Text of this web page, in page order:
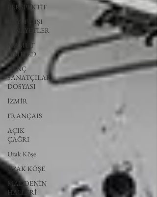
PERSPEKTİF
KAYIT DIŞI
CİNAYETLER
MAMUT
LIMITED
GENÇ
SANATÇILAR
DOSYASI
İZMİR
FRANÇAIS
AÇIK
ÇAĞRI
Uzak Köşe
UZAK KÖŞE
MADDENİN
HALLERİ